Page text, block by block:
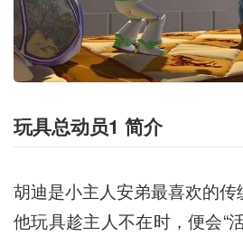
玩具总动员1 简介
胡迪是小主人安弟最喜欢的
他玩具趁主人不在时，便会“